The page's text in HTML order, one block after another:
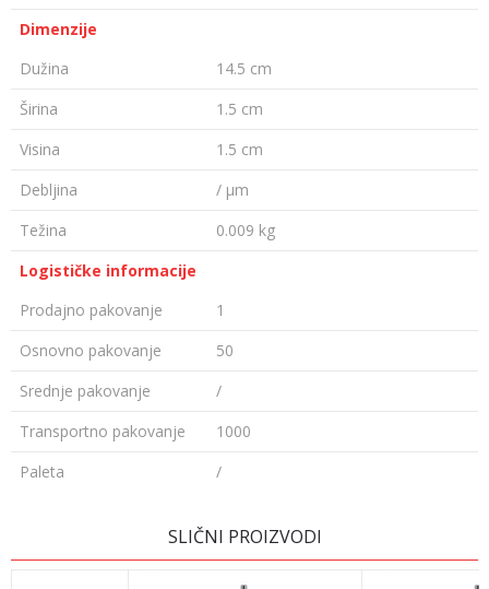
Dimenzije
Dužina
14.5 cm
Širina
1.5 cm
Visina
1.5 cm
Debljina
/ µm
Težina
0.009 kg
Logističke informacije
Prodajno pakovanje
1
Osnovno pakovanje
50
Srednje pakovanje
/
Transportno pakovanje
1000
Paleta
/
SLIČNI PROIZVODI